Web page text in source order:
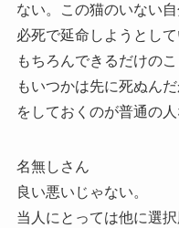
ない。この猫のいない
必死で延命しようとして
もちろんできるだけの
もいつかは先に死ぬん
をしておくのが普通の
名無しさん
良い悪いじゃない。
当人にとっては他に選